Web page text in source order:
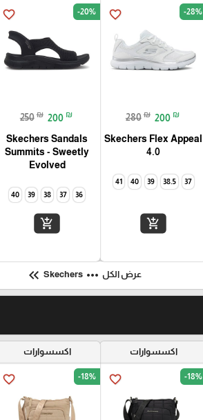
favorite_border -28%
280 ₪ 200 ₪
Skechers Flex Appeal
4.0‏
37
38.5
39
40
41
add_shopping_cart
favorite_border -20%
250 ₪ 200 ₪
Skechers Sandals
Summits - Sweetly
Evolved‏
36
37
38
39
40
add_shopping_cart
عرض الكل more_horiz
Skechers
keyboard_double_arrow_left
اكسسوارات
favorite_border -18%
اكسسوارات
favorite_border -18%